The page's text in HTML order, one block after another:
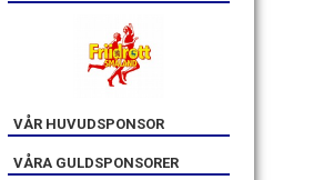
VÅR HUVUDSPONSOR
VÅRA GULDSPONSORER